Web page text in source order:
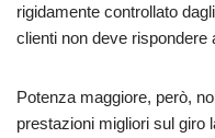
rigidamente controllato
clienti non deve rispondere
Potenza maggiore, però,
prestazioni migliori sul giro